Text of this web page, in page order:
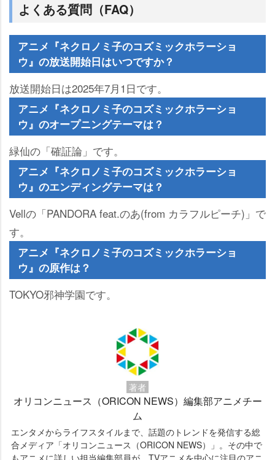
よくある質問（FAQ）
アニメ『ネクロノミ子のコズミックホラーショ
ウ』の放送開始日はいつですか？
放送開始日は2025年7月1日です。
アニメ『ネクロノミ子のコズミックホラーショ
ウ』のオープニングテーマは？
緑仙の「確証論」です。
アニメ『ネクロノミ子のコズミックホラーショ
ウ』のエンディングテーマは？
Vellの「PANDORA feat.のあ(from カラフルピーチ)」で
す。
アニメ『ネクロノミ子のコズミックホラーショ
ウ』の原作は？
TOKYO邪神学園です。
著者
オリコンニュース（ORICON NEWS）編集部アニメチー
ム
エンタメからライフスタイルまで、話題のトレンドを発信する総
合メディア「オリコンニュース（ORICON NEWS）」。その中で
もアニメに詳しい担当編集部員が、TVアニメを中心に注目のアニ